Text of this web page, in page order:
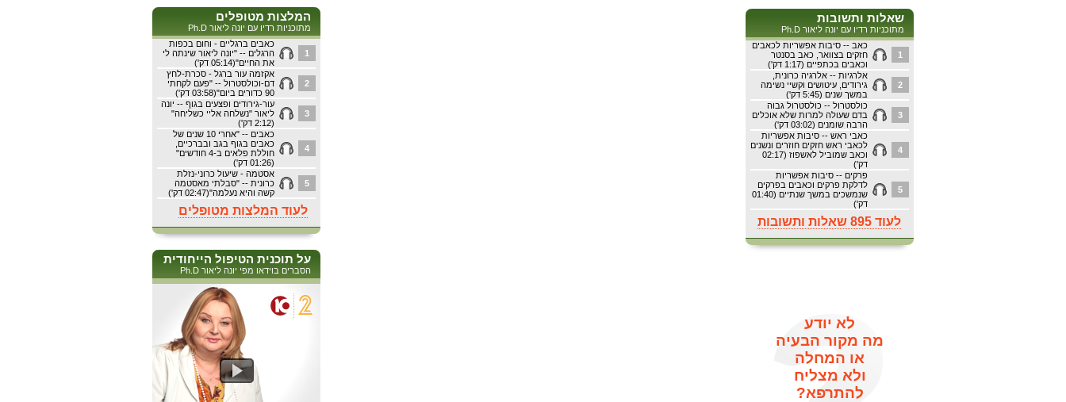
המלצות מטופלים
מתוכניות רדיו עם יונה ליאור Ph.D
כאבים ברגליים - וחום בכפות
הרגלים -- "יונה ליאור שינתה לי
את החיים"(05:14 דק')
1
אקזמה עור ברגל - סכרת-לחץ
דם-וכולסטרול -- "פעם לקחתי
90 כדורים ביום"(03:58 דק')
2
עור-גירודים ופצעים בגוף -- יונה
ליאור "נשלחה אליי כשליחה"
(2:12 דק')
3
כאבים -- "אחרי 10 שנים של
כאבים בגוף בגב ובברכיים,
חוללת פלאים ב-4 חודשים"
(01:26 דק')
4
אסטמה - שיעול כרוני-נזלת
כרונית -- "סבלתי מאסטמה
קשה והיא נעלמה"(02:47 דק')
5
לעוד המלצות מטופלים
על תוכנית הטיפול הייחודית
הסברים בוידאו מפי יונה ליאור Ph.D
שאלות ותשובות
מתוכניות רדיו עם יונה ליאור Ph.D
כאב -- סיבות אפשריות לכאבים
חזקים בצוואר, כאב בסנטר
וכאבים בכתפיים (1:17 דק')
1
אלרגיות -- אלרגיה כרונית,
גירודים, עיטושים וקשיי נשימה
במשך שנים (5:45 דק')
2
כולסטרול -- כולסטרול גבוה
בדם שעולה למרות שלא אוכלים
הרבה שומנים (03:02 דק')
3
כאבי ראש -- סיבות אפשריות
לכאבי ראש חזקים חוזרים ונשנים
וכאב שמוביל לאשפוז (02:17
דק')
4
פרקים -- סיבות אפשריות
לדלקת פרקים וכאבים בפרקים
שנמשכים במשך שנתיים (01:40
דק')
5
לעוד 895 שאלות ותשובות
לא יודע
מה מקור הבעיה
או המחלה
ולא מצליח
להתרפא?